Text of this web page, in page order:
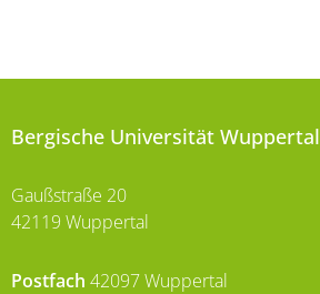
Bergische Universität Wuppertal
Gaußstraße 20
42119 Wuppertal
Postfach 42097 Wuppertal